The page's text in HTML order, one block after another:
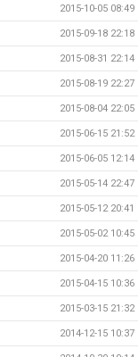
2015-10-05 08:49
2015-09-18 22:18
2015-08-31 22:14
2015-08-19 22:27
2015-08-04 22:05
2015-06-15 21:52
2015-06-05 12:14
2015-05-14 22:47
2015-05-12 20:41
2015-05-02 10:45
2015-04-20 11:26
2015-04-15 10:36
2015-03-15 21:32
2014-12-15 10:37